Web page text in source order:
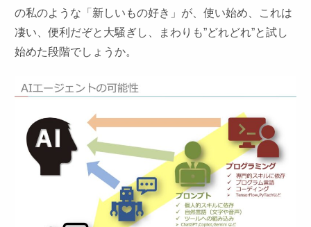
の私のような「新しいもの好き」が、使い始め、これは
凄い、便利だぞと大騒ぎし、まわりも”どれどれ”と試し
始めた段階でしょうか。